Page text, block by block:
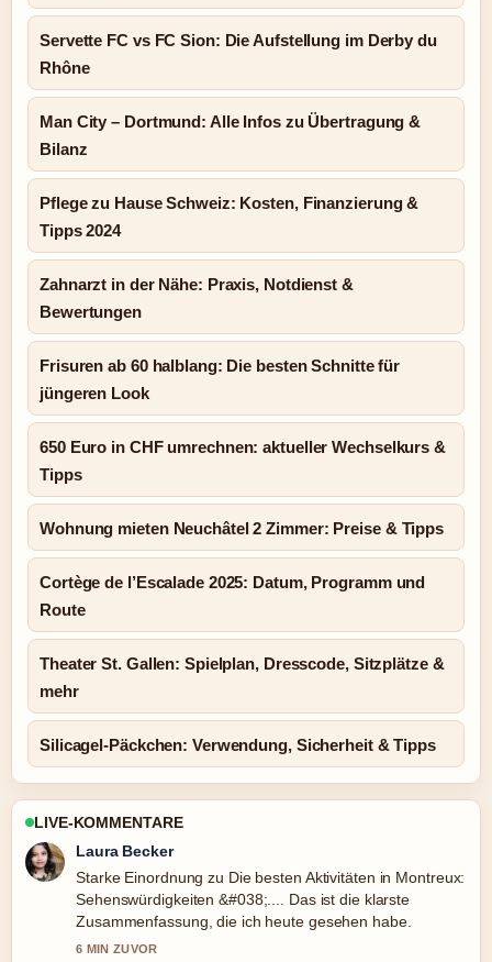
Servette FC vs FC Sion: Die Aufstellung im Derby du
Rhône
Man City – Dortmund: Alle Infos zu Übertragung &
Bilanz
Pflege zu Hause Schweiz: Kosten, Finanzierung &
Tipps 2024
Zahnarzt in der Nähe: Praxis, Notdienst &
Bewertungen
Frisuren ab 60 halblang: Die besten Schnitte für
jüngeren Look
650 Euro in CHF umrechnen: aktueller Wechselkurs &
Tipps
Wohnung mieten Neuchâtel 2 Zimmer: Preise & Tipps
Cortège de l’Escalade 2025: Datum, Programm und
Route
Theater St. Gallen: Spielplan, Dresscode, Sitzplätze &
mehr
Silicagel-Päckchen: Verwendung, Sicherheit & Tipps
LIVE-KOMMENTARE
Nico Hoffmann
Verfolge Futebol Clube de Arouca: Verein, Stadt und...
genau – schaetze den ausgewogenen Ton hier.
8 MIN ZUVOR